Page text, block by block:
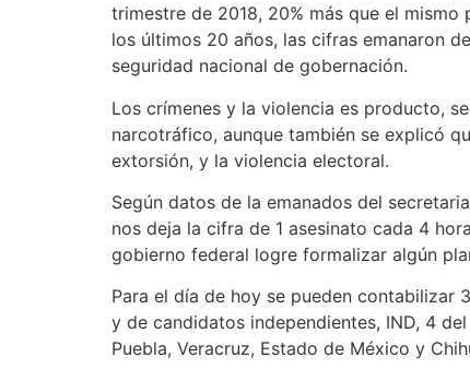
trimestre de 2018, 20% más que el
los últimos 20 años, las cifras emanaron
seguridad nacional de gobernación.
Los crímenes y la violencia es producto,
narcotráfico, aunque también se explicó
extorsión, y la violencia electoral.
Según datos de la emanados del
nos deja la cifra de 1 asesinato cada 4
gobierno federal logre formalizar algún
Para el día de hoy se pueden contabilizar
y de candidatos independientes, IND, 4
Puebla, Veracruz, Estado de México y